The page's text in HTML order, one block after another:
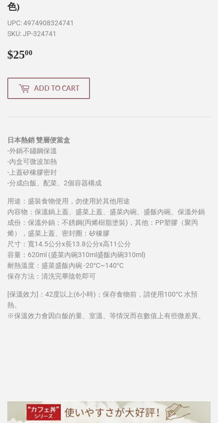
色)
UPC:4974908324741
SKU:JP-324741
$2500
ADD TO CART
日本熱銷 雙層便當盒
-外鍋不鏽鋼保溫
-內盒可微波加熱
-上蓋矽橡膠密封
-分成白飯、配菜、2個容器構成
用途：盛裝食物使用，勿使用於其他用途
內容物：保溫鍋上蓋、盛菜上蓋、盛菜內碗、盛飯內碗、保溫外鍋
成份：保溫外鍋：不銹鋼(丙烯樹脂塗裝)，其他：PP塑膠（聚丙
烯），盛菜上蓋、密封圈：矽橡膠
尺寸：寬14.5公分x長13.8公分x高11公分
容量：620ml (盛菜內碗310ml盛飯內碗310ml)
耐熱溫度：盛菜盛飯內碗 -20°C~140°C
保存方法：清洗完畢陰乾即可
[保溫效力]：42度以上(6小時)；保存食物前，請使用100°C 水預
熱。
※保溫效力會因白飯的量、室溫、等情況而在數值上有些微差異。